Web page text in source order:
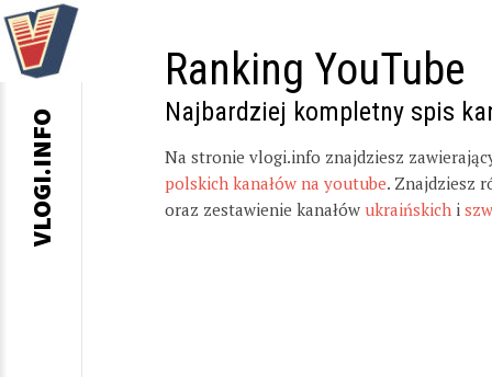
Ranking YouTube
Najbardziej kompletny spis
Na stronie vlogi.info znajdziesz
polskich kanałów na youtube. Znajdziesz
oraz zestawienie kanałów ukraińskich i
VLOGI.INFO